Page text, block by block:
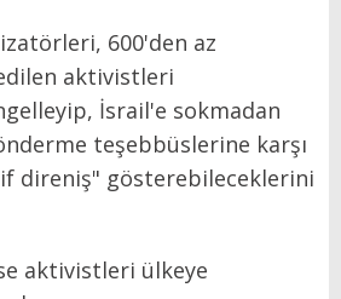
600'den az
aktivistleri
İsrail'e sokmadan
teşebbüslerine karşı
direniş" gösterebileceklerini
aktivistleri ülkeye